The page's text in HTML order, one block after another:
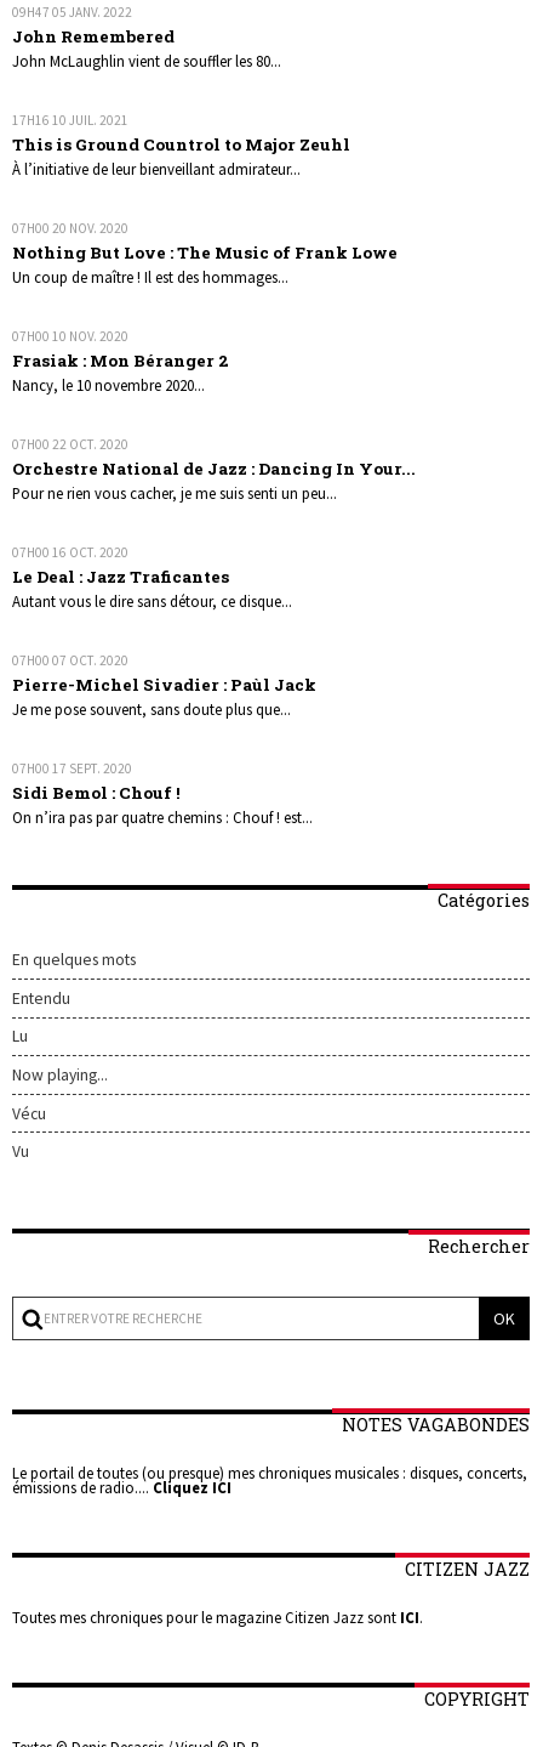
09H47 05 JANV. 2022
John Remembered
John McLaughlin vient de souffler les 80...
17H16 10 JUIL. 2021
This is Ground Countrol to Major Zeuhl
À l’initiative de leur bienveillant admirateur...
07H00 20 NOV. 2020
Nothing But Love : The Music of Frank Lowe
Un coup de maître ! Il est des hommages...
07H00 10 NOV. 2020
Frasiak : Mon Béranger 2
Nancy, le 10 novembre 2020...
07H00 22 OCT. 2020
Orchestre National de Jazz : Dancing In Your...
Pour ne rien vous cacher, je me suis senti un peu...
07H00 16 OCT. 2020
Le Deal : Jazz Traficantes
Autant vous le dire sans détour, ce disque...
07H00 07 OCT. 2020
Pierre-Michel Sivadier : Paùl Jack
Je me pose souvent, sans doute plus que...
07H00 17 SEPT. 2020
Sidi Bemol : Chouf !
On n’ira pas par quatre chemins : Chouf ! est...
Catégories
En quelques mots
Entendu
Lu
Now playing...
Vécu
Vu
Rechercher
NOTES VAGABONDES
Le portail de toutes (ou presque) mes chroniques musicales : disques, concerts,
émissions de radio.... Cliquez ICI
CITIZEN JAZZ
Toutes mes chroniques pour le magazine Citizen Jazz sont ICI.
COPYRIGHT